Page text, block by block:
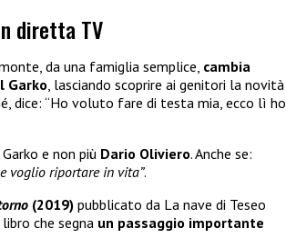
diretta TV
da una famiglia semplice, cambia
Garko , lasciando scoprire ai genitori la novità
dice: “Ho voluto fare di testa mia, ecco lì ho
e non più Dario Oliviero. Anche se:
voglio riportare in vita”.
(2019) pubblicato da La nave di Teseo
che segna un passaggio importante